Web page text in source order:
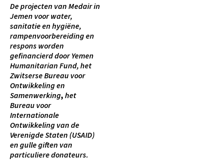
De projecten van Medair in
Jemen voor water,
sanitatie en hygiëne,
rampenvoorbereiding en
respons worden
gefinancierd door Yemen
Humanitarian Fund, het
Zwitserse Bureau voor
Ontwikkeling en
Samenwerking,het
Bureau voor
Internationale
Ontwikkeling van de
Verenigde Staten (USAID)
en gulle giften van
particuliere donateurs.